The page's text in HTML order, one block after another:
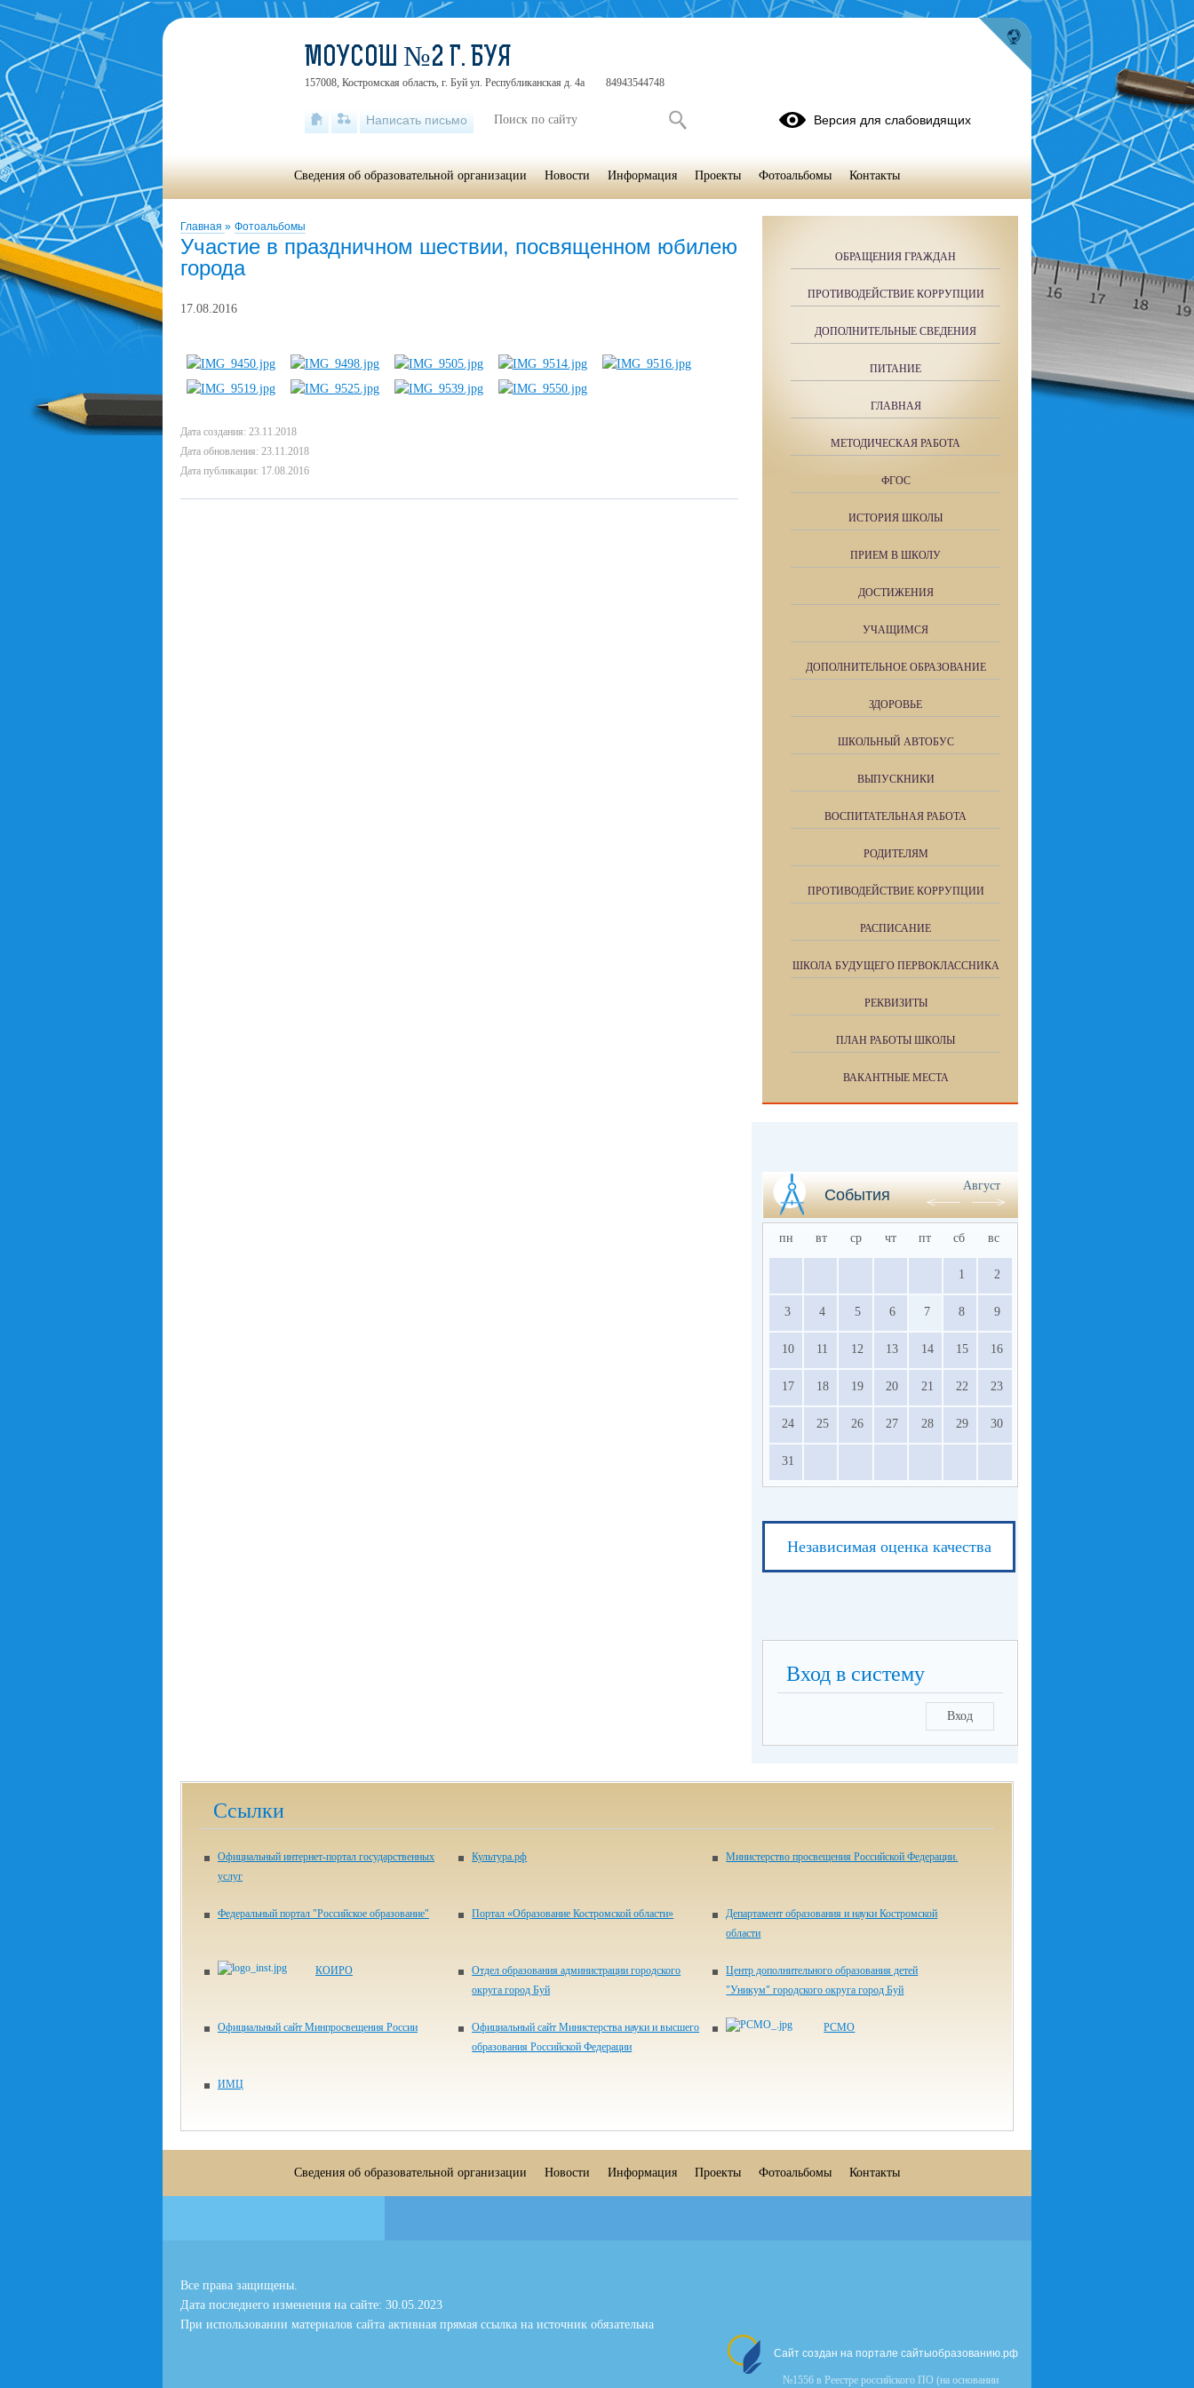
Главная » Фотоальбомы
Участие в праздничном шествии, посвященном юбилею
города
17.08.2016
Дата создания: 23.11.2018
Дата обновления: 23.11.2018
Дата публикации: 17.08.2016
ОБРАЩЕНИЯ ГРАЖДАН
ПРОТИВОДЕЙСТВИЕ КОРРУПЦИИ
ДОПОЛНИТЕЛЬНЫЕ СВЕДЕНИЯ
ПИТАНИЕ
ГЛАВНАЯ
МЕТОДИЧЕСКАЯ РАБОТА
ФГОС
ИСТОРИЯ ШКОЛЫ
ПРИЕМ В ШКОЛУ
ДОСТИЖЕНИЯ
УЧАЩИМСЯ
ДОПОЛНИТЕЛЬНОЕ ОБРАЗОВАНИЕ
ЗДОРОВЬЕ
ШКОЛЬНЫЙ АВТОБУС
ВЫПУСКНИКИ
ВОСПИТАТЕЛЬНАЯ РАБОТА
РОДИТЕЛЯМ
ПРОТИВОДЕЙСТВИЕ КОРРУПЦИИ
РАСПИСАНИЕ
ШКОЛА БУДУЩЕГО ПЕРВОКЛАССНИКА
РЕКВИЗИТЫ
ПЛАН РАБОТЫ ШКОЛЫ
ВАКАНТНЫЕ МЕСТА
События
Август
пн вт ср чт пт сб вс
1 2
3 4 5 6 7 8 9
10 11 12 13 14 15 16
17 18 19 20 21 22 23
24 25 26 27 28 29 30
31
Независимая оценка качества
Вход в систему
Вход
Ссылки
Официальный интернет-портал государственных
услуг
Культура.рф Министерство просвещения Российской Федерации​.
Федеральный портал "Российское образование" Портал «Образование Костромской области»
Департамент образования и науки Костромской
области
КОИРО
Отдел образования администрации городского
округа город Буй
Центр дополнительного образования детей
"Уникум" городского округа город Буй
Официальный сайт Минпросвещения России
Официальный сайт Министерства науки и высшего
образования Российской Федерации
РСМО
ИМЦ
МОУСОШ №2 Г. БУЯ
157008, Костромская область, г. Буй ул. Республиканская д. 4а 84943544748
Написать письмо Версия для слабовидящих
Сведения об образовательной организации Новости Информация Проекты Фотоальбомы Контакты
Сведения об образовательной организации Новости Информация Проекты Фотоальбомы Контакты
Все права защищены.
Дата последнего изменения на сайте: 30.05.2023
При использовании материалов сайта активная прямая ссылка на источник обязательна
Сайт создан на портале сайтыобразованию.рф
№1556 в Реестре российского ПО (на основании